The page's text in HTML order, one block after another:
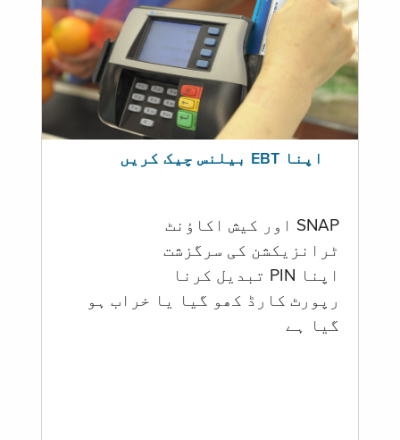
اپنا EBT بیلنس چیک کریں
SNAP اور کیش اکاؤنٹ
ٹرانزیکشن کی سرگزشت
اپنا PIN تبدیل کرنا
رپورٹ کارڈ کھو گیا یا خراب ہو
گيا ہے